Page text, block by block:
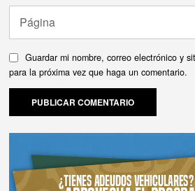
Guardar mi nombre, correo electrónico y
para la próxima vez que haga un comentario.